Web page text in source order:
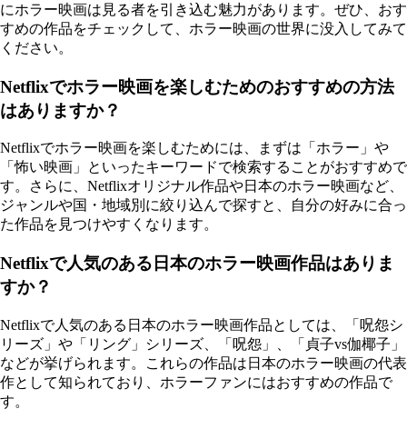
にホラー映画は見る者を引き込む魅力があります。ぜひ、おす
すめの作品をチェックして、ホラー映画の世界に没入してみて
ください。
Netflixでホラー映画を楽しむためのおすすめの方法
はありますか？
Netflixでホラー映画を楽しむためには、まずは「ホラー」や
「怖い映画」といったキーワードで検索することがおすすめで
す。さらに、Netflixオリジナル作品や日本のホラー映画など、
ジャンルや国・地域別に絞り込んで探すと、自分の好みに合っ
た作品を見つけやすくなります。
Netflixで人気のある日本のホラー映画作品はありま
すか？
Netflixで人気のある日本のホラー映画作品としては、「呪怨シ
リーズ」や「リング」シリーズ、「呪怨」、「貞子vs伽椰子」
などが挙げられます。これらの作品は日本のホラー映画の代表
作として知られており、ホラーファンにはおすすめの作品で
す。